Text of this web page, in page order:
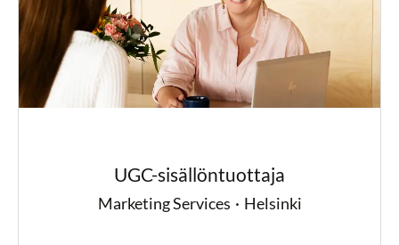
UGC-sisällöntuottaja
Marketing Services · Helsinki